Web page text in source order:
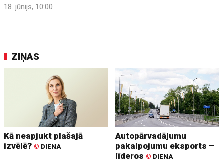
18. jūnijs, 10:00
ZIŅAS
Kā neapjukt plašajā
izvēlē? © DIENA
Autopārvadājumu
pakalpojumu eksports –
līderos © DIENA